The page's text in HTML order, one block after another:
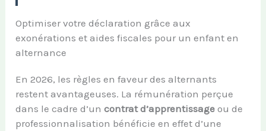
Optimiser votre déclaration grâce aux
exonérations et aides fiscales pour un enfant en
alternance
En 2026, les règles en faveur des alternants
restent avantageuses. La rémunération perçue
dans le cadre d’uncontrat d’apprentissage ou de
professionnalisation bénéficie en effet d’une